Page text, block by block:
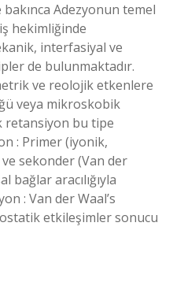
Adezyonun temel
hekimliğinde
interfasiyal ve
de bulunmaktadır.
ve reolojik etkenlere
veya mikroskobik
retansiyon bu tipe
: Primer (iyonik,
sekonder (Van der
bağlar aracılığıyla
: Van der Waal’s
etkileşimler sonucu